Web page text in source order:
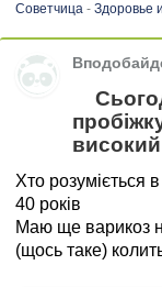
Советчица- Здоровье
Хто розуміється
40 років
Маю ще варикоз
(щось таке)